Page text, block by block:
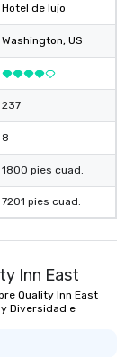
Hotel de lujo
Washington, US
237
8
1800 pies cuad.
7201 pies cuad.
Inn East
Quality Inn East
Diversidad e